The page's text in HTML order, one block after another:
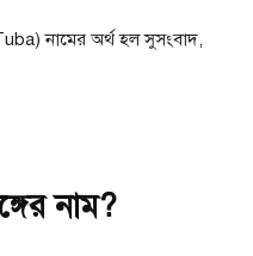
নামের অর্থ হল সুসংবাদ,
নাম?